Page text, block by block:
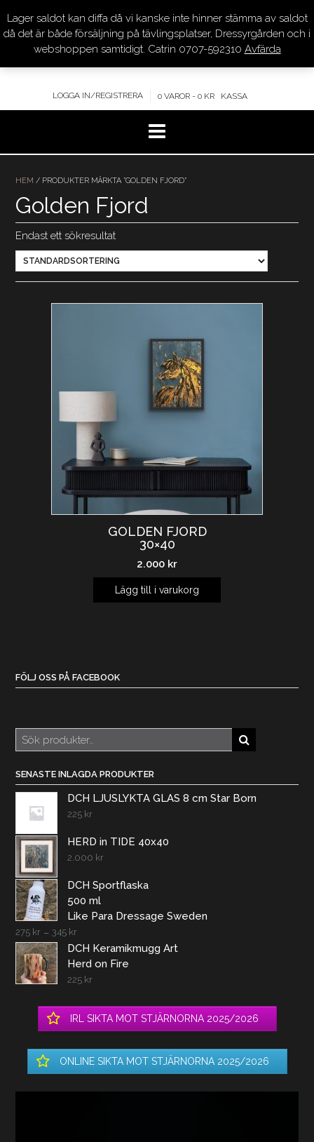
innehåll
DRESSYR.COM
KVALITET – KOMPETENS – SERVICE
LOGGA IN/REGISTRERA 0 VAROR - 0 KR KASSA
HEM / PRODUKTER MÄRKTA ”GOLDEN FJORD”
Golden Fjord
Endast ett sökresultat
GOLDEN FJORD
30×40
2.000 kr
Lägg till i varukorg
FÖLJ OSS PÅ FACEBOOK
Sök
efter:
SENASTE INLAGDA PRODUKTER
DCH LJUSLYKTA GLAS 8 cm Star Born
225 kr
HERD in TIDE 40x40
2.000 kr
DCH Sportflaska
500 ml
Like Para Dressage Sweden
275 kr – 345 kr
DCH Keramikmugg Art
Herd on Fire
225 kr
IRL SIKTA MOT STJÄRNORNA 2025/2026
ONLINE SIKTA MOT STJÄRNORNA 2025/2026
Lager saldot kan diffa då vi kanske inte hinner stämma av saldot
då det är både försäljning på tävlingsplatser, Dressyrgården och i
webshoppen samtidigt. Catrin 0707-592310 Avfärda